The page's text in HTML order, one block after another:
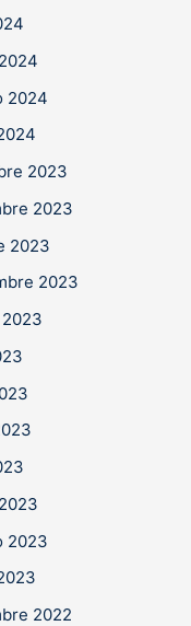
2024
2023
2023
2023
2023
2023
2022